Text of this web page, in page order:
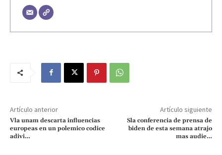
Artículo anterior
Vla unam descarta influencias
europeas en un polemico codice
adivi…
Artículo siguiente
Sla conferencia de prensa de
biden de esta semana atrajo
mas audie…